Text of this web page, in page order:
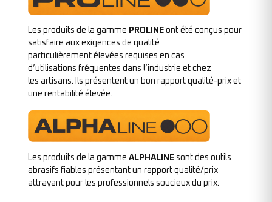
Les produits de la gamme PROLINE ont été conçus pour
satisfaire aux exigences de qualité
particulièrement élevées requises en cas
d’utilisations fréquentes dans l’industrie et chez
les artisans. Ils présentent un bon rapport qualité-prix et
une rentabilité élevée.
Les produits de la gamme ALPHALINE sont des outils
abrasifs fiables présentant un rapport qualité/prix
attrayant pour les professionnels soucieux du prix.